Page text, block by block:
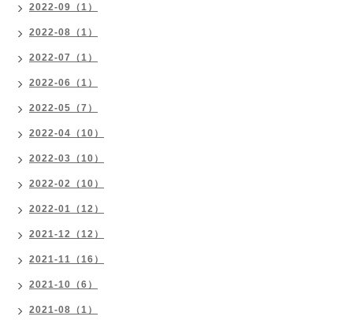
2022-09（1）
2022-08（1）
2022-07（1）
2022-06（1）
2022-05（7）
2022-04（10）
2022-03（10）
2022-02（10）
2022-01（12）
2021-12（12）
2021-11（16）
2021-10（6）
2021-08（1）